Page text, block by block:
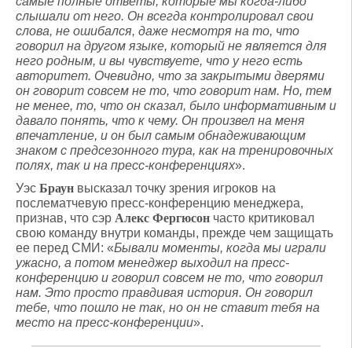
слышали от него. Он всегда контролировал свои
слова, не ошибался, даже несмотря на то, что
говорил на другом языке, который не является для
него родным, и вы чувствуете, что у него есть
авторитет. Очевидно, что за закрытыми дверями
он говорит совсем не то, что говорит нам. Но, тем
не менее, то, что он сказал, было информативным и
давало понять, что к чему. Он произвел на меня
впечатление, и он был самым обнадеживающим
знаком с предсезонного тура, как на тренировочных
полях, так и на пресс-конференциях».
Уэс Браун высказал точку зрения игроков на
послематчевую пресс-конференцию менеджера,
признав, что сэр Алекс Фергюсон часто критиковал
свою команду внутри команды, прежде чем защищать
ее перед СМИ: «Бывали моменты, когда мы играли
ужасно, а потом менеджер выходил на пресс-
конференцию и говорил совсем не то, что говорил
нам. Это просто правдивая история. Он говорил
тебе, что пошло не так, но он не ставит тебя на
место на пресс-конференции».